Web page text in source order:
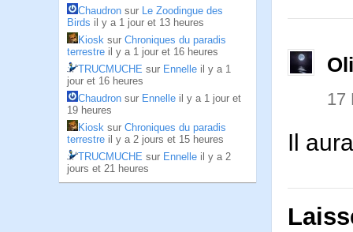
Chaudron sur Le Zoodingue des
Birds il y a 1 jour et 13 heures
Kiosk sur Chroniques du paradis
terrestre il y a 1 jour et 16 heures
TRUCMUCHE sur Ennelle il y a 1
jour et 16 heures
Chaudron sur Ennelle il y a 1 jour et
19 heures
Kiosk sur Chroniques du paradis
terrestre il y a 2 jours et 15 heures
TRUCMUCHE sur Ennelle il y a 2
jours et 21 heures
17
Il